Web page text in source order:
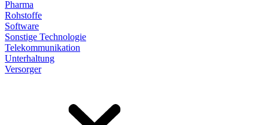
Pharma
Rohstoffe
Software
Sonstige Technologie
Telekommunikation
Unterhaltung
Versorger